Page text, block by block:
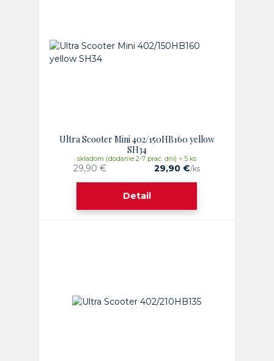
Ultra Scooter Mini 402/150HB160 yellow
SH34
29,90 € 29,90 €/ks
skladom (dodanie 2-7 prac. dni) > 5 ks
Detail